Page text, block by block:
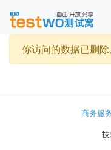
你访问的数据已删除
商务服